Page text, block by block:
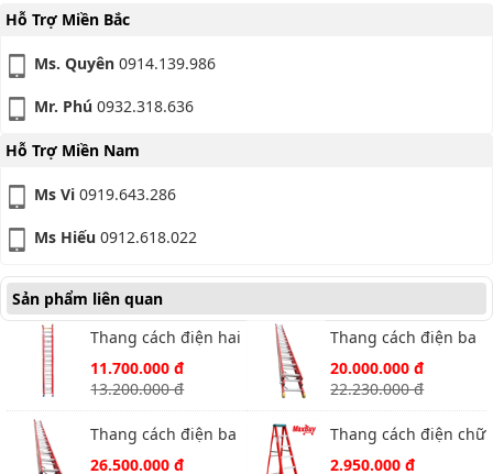
Hỗ Trợ Miền Bắc
Ms. Quyên 0914.139.986
Mr. Phú 0932.318.636
Hỗ Trợ Miền Nam
Ms Vi 0919.643.286
Ms Hiếu 0912.618.022
Sản phẩm liên quan
Thang cách điện hai
đoạn Nikawa NKL-60
11.700.000 đ
13.200.000 đ
Thang cách điện ba
đoạn Nikawa NKL-
100
20.000.000 đ
22.230.000 đ
Thang cách điện ba
đoạn Nikawa NKL-
26.500.000 đ
Thang cách điện chữ
A Nikawa NKJ-6C
2.950.000 đ